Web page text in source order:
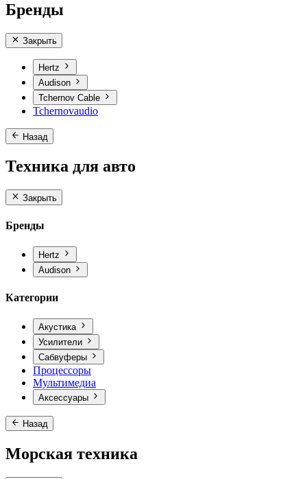
Бренды
Закрыть
Hertz
Audison
Tchernov Cable
Tchernovaudio
Назад
Техника для авто
Закрыть
Бренды
Hertz
Audison
Категории
Акустика
Усилители
Сабвуферы
Процессоры
Мультимедиа
Аксессуары
Назад
Морская техника